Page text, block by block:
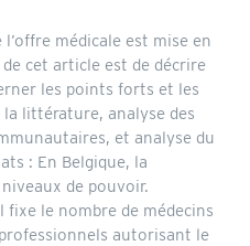
médicale est mise en
de cet article est de décrire
les points forts et les
littérature, analyse des
et analyse du
: En Belgique, la
de pouvoir.
fixe le nombre de médecins
autorisant le